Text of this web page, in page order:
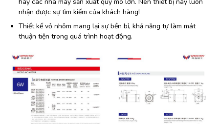
nhận được sự tìm kiếm của khách hàng!
Thiết kế vỏ nhôm mang lại sự bền bỉ, khả năng tự làm mát
thuận tiện trong quá trình hoạt động.